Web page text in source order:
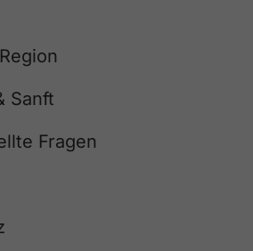
Sanft
Fragen